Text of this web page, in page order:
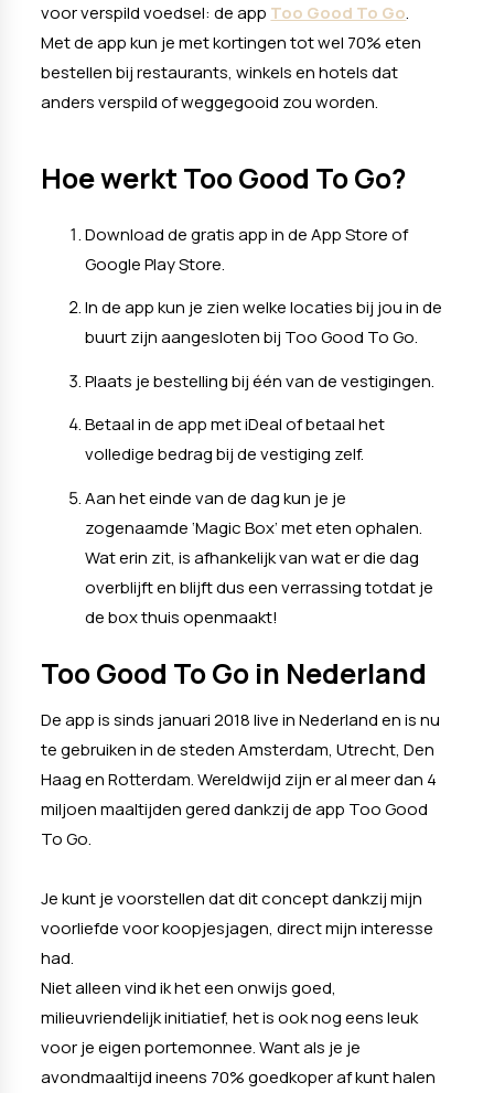
voor verspild voedsel: de app Too Good To Go.
Met de app kun je met kortingen tot wel 70% eten
bestellen bij restaurants, winkels en hotels dat
anders verspild of weggegooid zou worden.
Hoe werkt Too Good To Go?
Download de gratis app in de App Store of
Google Play Store.
In de app kun je zien welke locaties bij jou in de
buurt zijn aangesloten bij Too Good To Go.
Plaats je bestelling bij één van de vestigingen.
Betaal in de app met iDeal of betaal het
volledige bedrag bij de vestiging zelf.
Aan het einde van de dag kun je je
zogenaamde ‘Magic Box’ met eten ophalen.
Wat erin zit, is afhankelijk van wat er die dag
overblijft en blijft dus een verrassing totdat je
de box thuis openmaakt!
Too Good To Go in Nederland
De app is sinds januari 2018 live in Nederland en is nu
te gebruiken in de steden Amsterdam, Utrecht, Den
Haag en Rotterdam. Wereldwijd zijn er al meer dan 4
miljoen maaltijden gered dankzij de app Too Good
To Go.
Je kunt je voorstellen dat dit concept dankzij mijn
voorliefde voor koopjesjagen, direct mijn interesse
had.
Niet alleen vind ik het een onwijs goed,
milieuvriendelijk initiatief, het is ook nog eens leuk
voor je eigen portemonnee. Want als je je
avondmaaltijd ineens 70% goedkoper af kunt halen